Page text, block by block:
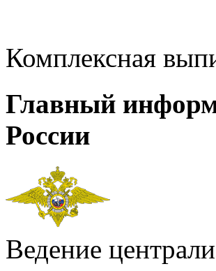
Комплексная
Главный
России
Ведение